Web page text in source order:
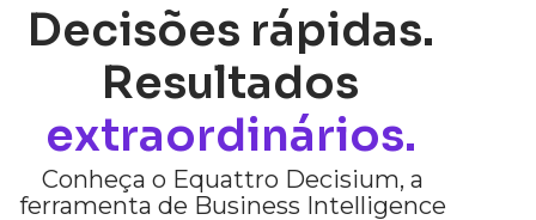
Decisões rápidas.
Resultados
extraordinários.
Conheça o Equattro Decisium, a
ferramenta de Business Intelligence